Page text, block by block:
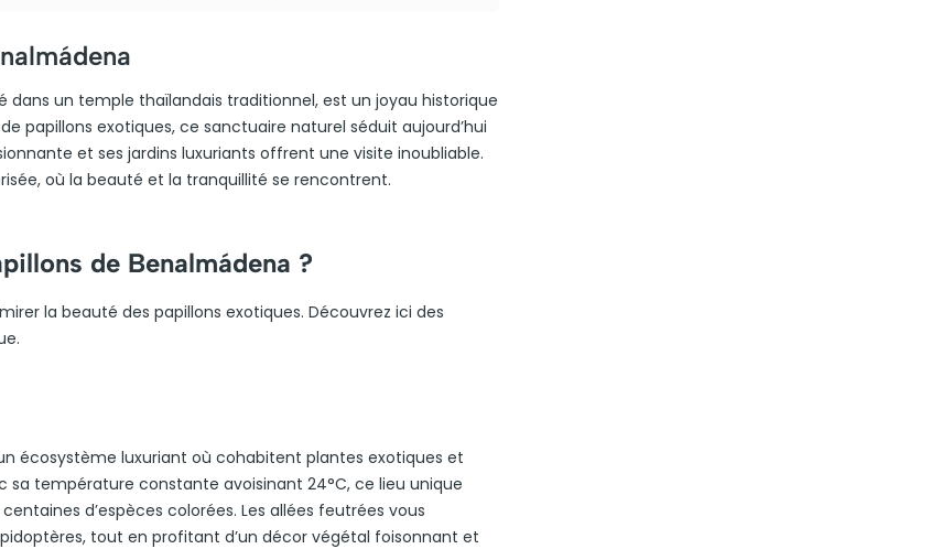
dans un temple thaïlandais traditionnel, est un joyau historique
papillons exotiques, ce sanctuaire naturel séduit aujourd’hui
et ses jardins luxuriants offrent une visite inoubliable.
où la beauté et la tranquillité se rencontrent.
de Benalmádena ?
la beauté des papillons exotiques. Découvrez ici des
écosystème luxuriant où cohabitent plantes exotiques et
sa température constante avoisinant 24°C, ce lieu unique
d’espèces colorées. Les allées feutrées vous
tout en profitant d’un décor végétal foisonnant et